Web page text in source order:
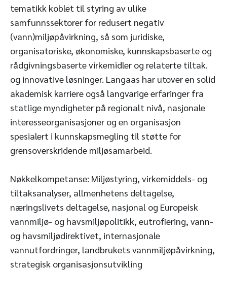
tematikk koblet til styring av ulike
samfunnssektorer for redusert negativ
(vann)miljøpåvirkning, så som juridiske,
organisatoriske, økonomiske, kunnskapsbaserte og
rådgivningsbaserte virkemidler og relaterte tiltak.
og innovative løsninger. Langaas har utover en solid
akademisk karriere også langvarige erfaringer fra
statlige myndigheter på regionalt nivå, nasjonale
interesseorganisasjoner og en organisasjon
spesialert i kunnskapsmegling til støtte for
grensoverskridende miljøsamarbeid.
Nøkkelkompetanse: Miljøstyring, virkemiddels- og
tiltaksanalyser, allmenhetens deltagelse,
næringslivets deltagelse, nasjonal og Europeisk
vannmiljø- og havsmiljøpolitikk, eutrofiering, vann-
og havsmiljødirektivet, internasjonale
vannutfordringer, landbrukets vannmiljøpåvirkning,
strategisk organisasjonsutvikling